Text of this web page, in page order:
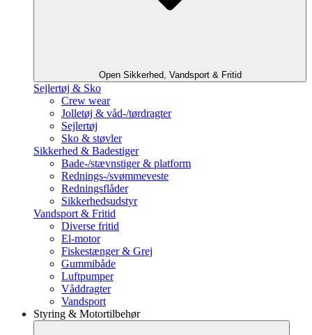
Open Sikkerhed, Vandsport & Fritid
Sejlertøj & Sko
Crew wear
Jolletøj & våd-/tørdragter
Sejlertøj
Sko & støvler
Sikkerhed & Badestiger
Bade-/stævnstiger & platform
Rednings-/svømmeveste
Redningsflåder
Sikkerhedsudstyr
Vandsport & Fritid
Diverse fritid
El-motor
Fiskestænger & Grej
Gummibåde
Luftpumper
Våddragter
Vandsport
Styring & Motortilbehør